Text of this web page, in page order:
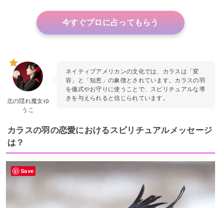
今すぐプロに占ってもらう
北の隠れ魔女ゆ
うこ
ネイティブアメリカンの文化では、カラスは「変
容」と「知恵」の象徴とされています。カラスの羽
を儀式やお守りに使うことで、スピリチュアルな導
きを与えられると信じられています。
カラスの羽の恋愛におけるスピリチュアルメッセージ
は？
Save